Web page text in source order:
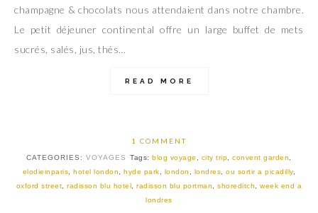
champagne & chocolats nous attendaient dans notre chambre.
Le petit déjeuner continental offre un large buffet de mets
sucrés, salés, jus, thés…
READ MORE
1 COMMENT
CATEGORIES:VOYAGES Tags:blog voyage city trip ,convent garden
elodieinparis ,hotel london ,hyde park london londres ,ou sortir a picadilly,
oxford street ,radisson blu hotel ,radisson blu portman ,shoreditch ,week end a
londres